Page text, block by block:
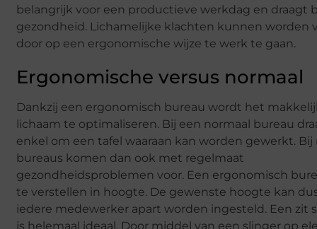
belangrijk voor een productieve werkdag en draagt
gezondheid. Lichamelijke klachten kunnen worden
door op een ergonomische wijze te werk te gaan.
Ergonomische versus normaal
Dankzij een ergonomisch bureau wordt het
lichaam te optimaliseren. Bij een normaal bureau
enkel om een tafel waaraan kan worden gewerkt. Bij
bureaus komen dan ook met regelmaat
gezondheidsproblemen voor. Een ergonomisch
te verstellen in hoogte. De gewenste hoogte kan
iedere medewerker apart worden ingesteld. Een zit
is helemaal ideaal. Door middel van een slinger op